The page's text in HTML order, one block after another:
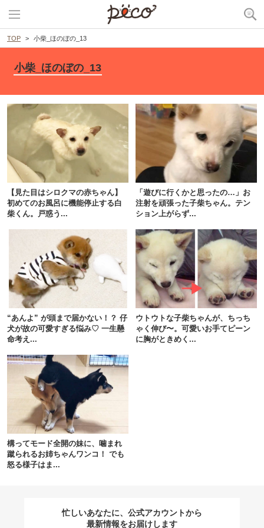
TOP 小柴_ほのぼの_13
小柴_ほのぼの_13
【見た目はシロクマの赤ちゃん】
初めてのお風呂に機能停止する白
柴くん。戸惑う...
「遊びに行くかと思ったの…」お
注射を頑張った子柴ちゃん。テン
ション上がらず...
“あんよ” が頭まで届かない！？ 仔
犬が故の可愛すぎる悩み♡ 一生懸
命考え...
ウトウトな子柴ちゃんが、ちっち
ゃく伸び〜。可愛いお手てピーン
に胸がときめく...
構ってモード全開の妹に、噛まれ
蹴られるお姉ちゃんワンコ！ でも
怒る様子はま...
忙しいあなたに、公式アカウントから
最新情報をお届けします
閉じる
pecodogs
いぬ部をフォロー
アプリで開く
アプリをダウンロードする